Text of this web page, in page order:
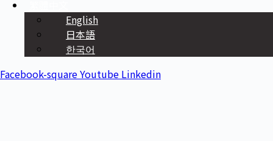
English
日本語
한국어
Facebook-squareYoutube Linkedin